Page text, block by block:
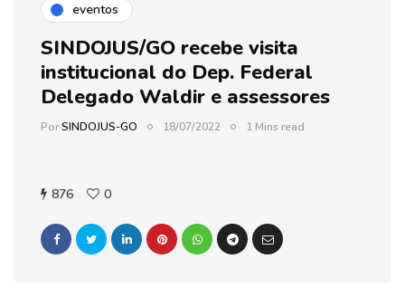
eventos
SINDOJUS/GO recebe visita
institucional do Dep. Federal
Delegado Waldir e assessores
PorSINDOJUS-GO 18/07/2022 1 Mins read
876 0